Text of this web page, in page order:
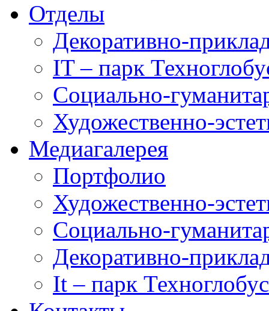
Отделы
Декоративно-
IT – парк
Социально-
Художественно-
Медиагалерея
Портфолио
Художественно-
Социально-
Декоративно-
It – парк Техноглобус